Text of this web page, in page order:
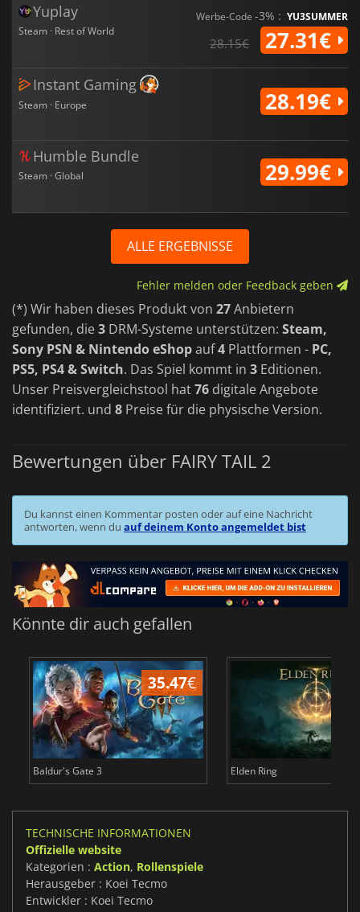
Yuplay
Steam · Rest of World
Werbe-Code -3% : YU3SUMMER
28.15€ 27.31€
Instant Gaming
Steam · Europe 28.19€
Humble Bundle
Steam · Global 29.99€
ALLE ERGEBNISSE
Fehler melden oder Feedback geben
(*) Wir haben dieses Produkt von 27Anbietern
gefunden, die3 DRM-Systeme unterstützen: Steam,
Sony PSN & Nintendo eShopauf4 Plattformen - PC,
PS5, PS4 & Switch. Das Spiel kommt in 3 Editionen.
Unser Preisvergleichstool hat76 digitale Angebote
identifiziert. und 8 Preise für die physische Version.
Bewertungen über FAIRY TAIL 2
Du kannst einen Kommentar posten oder auf eine Nachricht
antworten, wenn du auf deinem Konto angemeldet bist
Könnte dir auch gefallen
35.47€
Baldur's Gate 3 Elden Ring
TECHNISCHE INFORMATIONEN
Offizielle website
Kategorien : Action, Rollenspiele
Herausgeber : Koei Tecmo
Entwickler : Koei Tecmo